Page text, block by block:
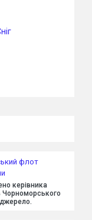
флот
керівника
Чорноморського